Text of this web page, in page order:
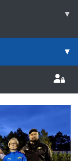
▾
▾